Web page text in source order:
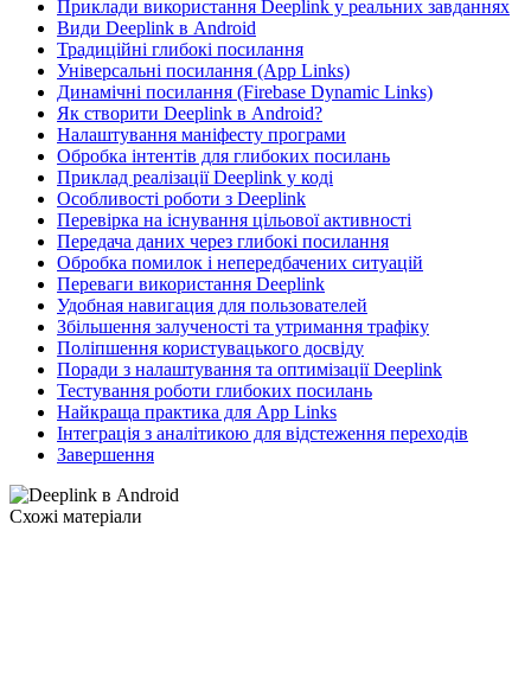
Приклади використання Deeplink у реальних завданнях
Види Deeplink в Android
Традиційні глибокі посилання
Універсальні посилання (App Links)
Динамічні посилання (Firebase Dynamic Links)
Як створити Deeplink в Android?
Налаштування маніфесту програми
Обробка інтентів для глибоких посилань
Приклад реалізації Deeplink у коді
Особливості роботи з Deeplink
Перевірка на існування цільової активності
Передача даних через глибокі посилання
Обробка помилок і непередбачених ситуацій
Переваги використання Deeplink
Удобная навигация для пользователей
Збільшення залученості та утримання трафіку
Поліпшення користувацького досвіду
Поради з налаштування та оптимізації Deeplink
Тестування роботи глибоких посилань
Найкраща практика для App Links
Інтеграція з аналітикою для відстеження переходів
Завершення
Схожі матеріали